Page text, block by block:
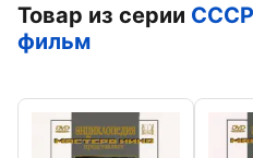
Товар из серии
фильм